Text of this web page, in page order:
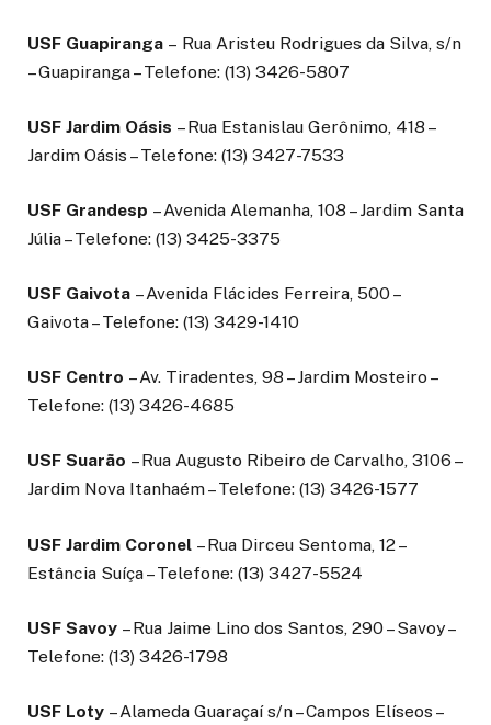
USF Guapiranga – Rua Aristeu Rodrigues da Silva, s/n
– Guapiranga – Telefone: (13) 3426-5807
USF Jardim Oásis – Rua Estanislau Gerônimo, 418 –
Jardim Oásis – Telefone: (13) 3427-7533
USF Grandesp – Avenida Alemanha, 108 – Jardim Santa
Júlia – Telefone: (13) 3425-3375
USF Gaivota – Avenida Flácides Ferreira, 500 –
Gaivota – Telefone: (13) 3429-1410
USF Centro – Av. Tiradentes, 98 – Jardim Mosteiro –
Telefone: (13) 3426-4685
USF Suarão – Rua Augusto Ribeiro de Carvalho, 3106 –
Jardim Nova Itanhaém – Telefone: (13) 3426-1577
USF Jardim Coronel – Rua Dirceu Sentoma, 12 –
Estância Suíça – Telefone: (13) 3427-5524
USF Savoy – Rua Jaime Lino dos Santos, 290 – Savoy –
Telefone: (13) 3426-1798
USF Loty – Alameda Guaraçaí s/n – Campos Elíseos –